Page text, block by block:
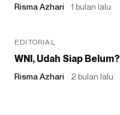
Risma Azhari 1 bulan lalu
EDITORIAL
WNI, Udah Siap Belum?
Risma Azhari 2 bulan lalu